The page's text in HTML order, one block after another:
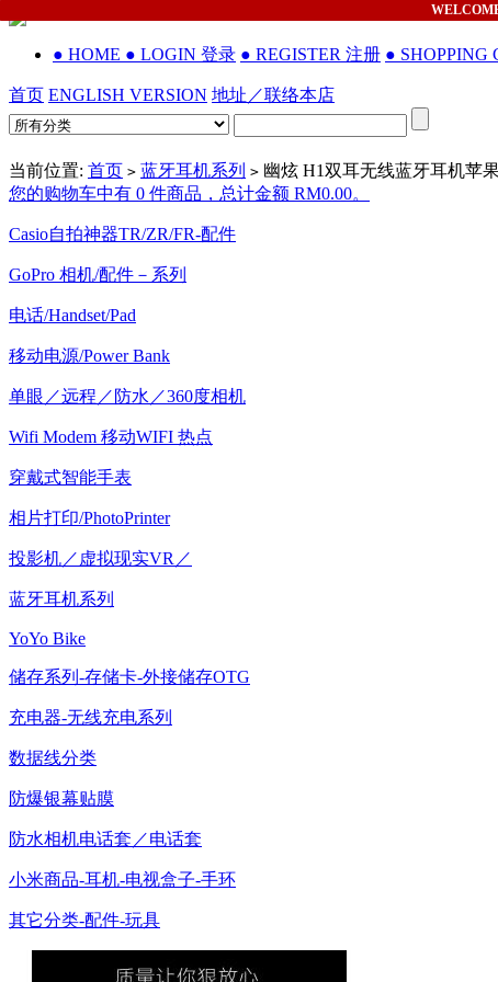
● HOME ● LOGIN 登录 ● REGISTER 注册 ● SHOPPING
首页 ENGLISH VERSION 地址／联络本店
当前位置: 首页 > 蓝牙耳机系列 > 幽炫 H1双耳无线蓝牙耳机苹
您的购物车中有 0 件商品，总计金额 RM0.00。
Casio自拍神器TR/ZR/FR-配件
GoPro 相机/配件－系列
电话/Handset/Pad
移动电源/Power Bank
单眼／远程／防水／360度相机
Wifi Modem 移动WIFI 热点
穿戴式智能手表
相片打印/PhotoPrinter
投影机／虚拟现实VR／
蓝牙耳机系列
YoYo Bike
储存系列-存储卡-外接储存OTG
充电器-无线充电系列
数据线分类
防爆银幕贴膜
防水相机电话套／电话套
小米商品-耳机-电视盒子-手环
其它分类-配件-玩具